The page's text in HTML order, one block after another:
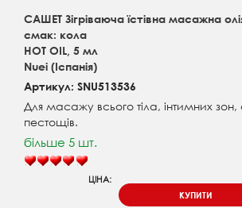
САШЕТ Зігріваюча їстівна масажна
смак: кола
HOT OIL, 5 мл
Nuei (Іспанія)
Артикул: SNU513536
Для масажу всього тіла, інтимних
пестощів.
більше 5 шт.
ЦІНА:
КУПИТИ